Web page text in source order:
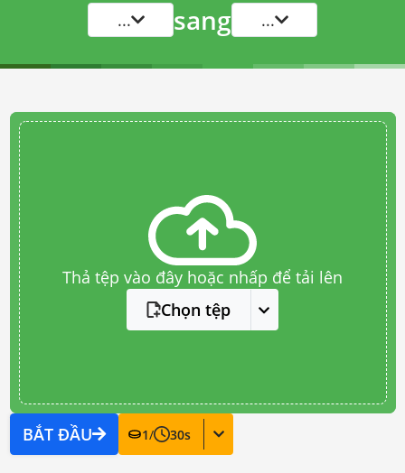
... sang ...
Thả tệp vào đây hoặc nhấp để tải lên
Chọn tệp
BẮT ĐẦU 1/ 30s